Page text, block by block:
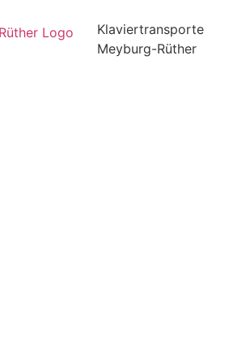
Klaviertransporte
Meyburg-Rüther